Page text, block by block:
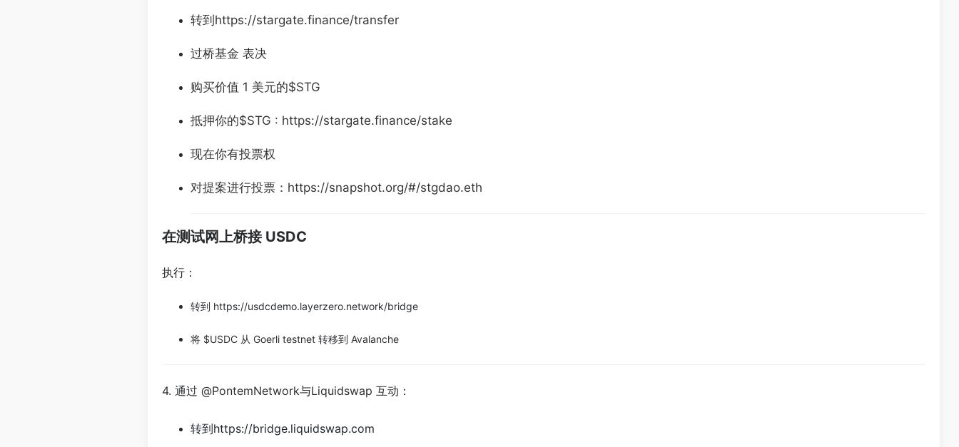
转到https://stargate.finance/transfer
过桥基金 表决
购买价值 1 美元的$STG
抵押你的$STG : https://stargate.finance/stake
现在你有投票权
对提案进行投票：https://snapshot.org/#/stgdao.eth
在测试网上桥接 USDC
执行：
转到 https://usdcdemo.layerzero.network/bridge
将 $USDC 从 Goerli testnet 转移到 Avalanche
4. 通过 @PontemNetwork与Liquidswap 互动 ：
转到https://bridge.liquidswap.com